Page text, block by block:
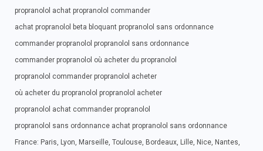
propranolol achat propranolol commander
achat propranolol beta bloquant propranolol sans ordonnance
commander propranolol propranolol sans ordonnance
commander propranolol où acheter du propranolol
propranolol commander propranolol acheter
où acheter du propranolol propranolol acheter
propranolol achat commander propranolol
propranolol sans ordonnance achat propranolol sans ordonnance
France: Paris, Lyon, Marseille, Toulouse, Bordeaux, Lille, Nice, Nantes,